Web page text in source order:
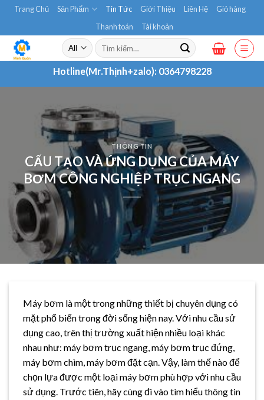
Skip
content
Trang Chủ Sản Phẩm Tin Tức Giới Thiệu Liên Hệ
Giỏ hàng
Thanh toán
Tài khoản
Tìm
kiếm:
Hotline(Mr.Thịnh+zalo): 0364798228
THÔNG TIN
CẤU TẠO VÀ ỨNG DỤNG CỦA MÁY
BƠM CÔNG NGHIỆP TRỤC NGANG
Máy bơm là một trong những thiết bị chuyên dụng có
mặt phổ biến trong đời sống hiện nay. Với nhu cầu sử
dụng cao, trên thị trường xuất hiện nhiều loại khác
nhau như: máy bơm trục ngang, máy bơm trục đứng,
máy bơm chìm, máy bơm đặt cạn. Vậy, làm thế nào để
chọn lựa được một loại máy bơm phù hợp với nhu cầu
sử dụng. Trước tiên, hãy cùng đi vào tìm hiểu thông tin